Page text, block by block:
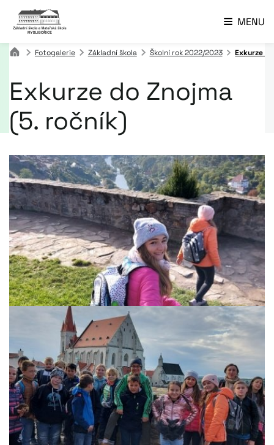
MENU
Fotogalerie Základní škola Školní rok 2022/2023 Exkurze
Exkurze do Znojma
(5. ročník)